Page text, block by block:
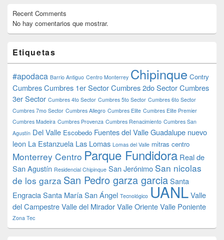
Recent Comments
No hay comentarios que mostrar.
Etiquetas
#apodaca Barrio Antiguo Centro Monterrey Chipinque Contry
CumbresCumbres 1er SectorCumbres 2do SectorCumbres
3er Sector Cumbres 4to Sector Cumbres 5to Sector Cumbres 6to Sector
Cumbres 7mo Sector Cumbres Allegro Cumbres Elite Cumbres Elite Premier
Cumbres Madeira Cumbres Provenza Cumbres Renacimiento Cumbres San
Agustín Del Valle Escobedo Fuentes del ValleGuadalupe nuevo
leon La Estanzuela Las Lomas Lomas del Valle mitras centro
Monterrey Centro Parque Fundidora Real de
San Agustín Residencial Chipinque San Jerónimo San nicolas
de los garza San Pedro garza garciaSanta
EngraciaSanta MaríaSan Ángel Tecnológico UANLValle
del CampestreValle del MiradorValle OrienteValle Poniente
Zona Tec